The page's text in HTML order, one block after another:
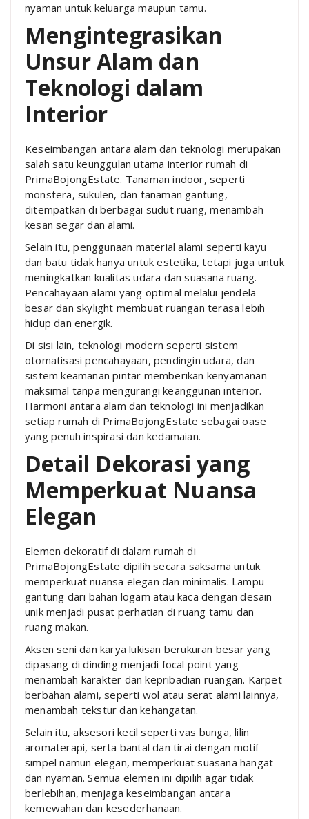
nyaman untuk keluarga maupun tamu.
Mengintegrasikan
Unsur Alam dan
Teknologi dalam
Interior
Keseimbangan antara alam dan teknologi merupakan
salah satu keunggulan utama interior rumah di
PrimaBojongEstate. Tanaman indoor, seperti
monstera, sukulen, dan tanaman gantung,
ditempatkan di berbagai sudut ruang, menambah
kesan segar dan alami.
Selain itu, penggunaan material alami seperti kayu
dan batu tidak hanya untuk estetika, tetapi juga untuk
meningkatkan kualitas udara dan suasana ruang.
Pencahayaan alami yang optimal melalui jendela
besar dan skylight membuat ruangan terasa lebih
hidup dan energik.
Di sisi lain, teknologi modern seperti sistem
otomatisasi pencahayaan, pendingin udara, dan
sistem keamanan pintar memberikan kenyamanan
maksimal tanpa mengurangi keanggunan interior.
Harmoni antara alam dan teknologi ini menjadikan
setiap rumah di PrimaBojongEstate sebagai oase
yang penuh inspirasi dan kedamaian.
Detail Dekorasi yang
Memperkuat Nuansa
Elegan
Elemen dekoratif di dalam rumah di
PrimaBojongEstate dipilih secara saksama untuk
memperkuat nuansa elegan dan minimalis. Lampu
gantung dari bahan logam atau kaca dengan desain
unik menjadi pusat perhatian di ruang tamu dan
ruang makan.
Aksen seni dan karya lukisan berukuran besar yang
dipasang di dinding menjadi focal point yang
menambah karakter dan kepribadian ruangan. Karpet
berbahan alami, seperti wol atau serat alami lainnya,
menambah tekstur dan kehangatan.
Selain itu, aksesori kecil seperti vas bunga, lilin
aromaterapi, serta bantal dan tirai dengan motif
simpel namun elegan, memperkuat suasana hangat
dan nyaman. Semua elemen ini dipilih agar tidak
berlebihan, menjaga keseimbangan antara
kemewahan dan kesederhanaan.